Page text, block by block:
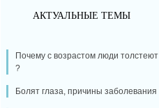
АКТУАЛЬНЫЕ ТЕМЫ
Почему с возрастом люди толстеют
?
Болят глаза, причины заболевания